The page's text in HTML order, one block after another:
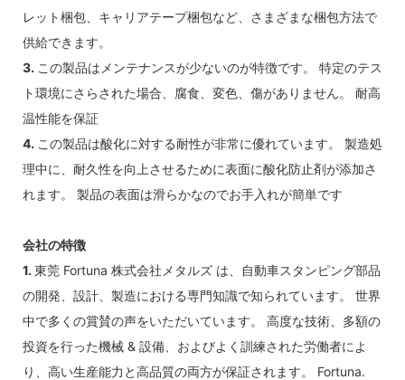
レット梱包、キャリアテープ梱包など、さまざまな梱包方法で
供給できます。
3. この製品はメンテナンスが少ないのが特徴です。 特定のテス
ト環境にさらされた場合、腐食、変色、傷がありません。 耐高
温性能を保証
4. この製品は酸化に対する耐性が非常に優れています。 製造処
理中に、耐久性を向上させるために表面に酸化防止剤が添加さ
れます。 製品の表面は滑らかなのでお手入れが簡単です
会社の特徴
1. 東莞 Fortuna 株式会社メタルズ は、自動車スタンピング部品
の開発、設計、製造における専門知識で知られています。 世界
中で多くの賞賛の声をいただいています。 高度な技術、多額の
投資を行った機械 & 設備、およびよく訓練された労働者によ
り、高い生産能力と高品質の両方が保証されます。 Fortuna.